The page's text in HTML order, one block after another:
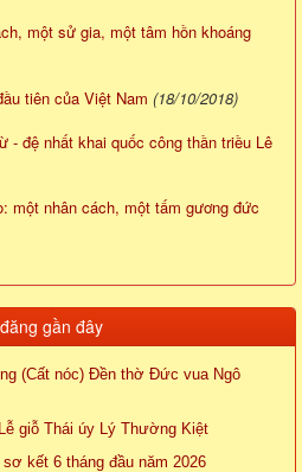
một sử gia, một tâm hồn khoáng
tiên của Việt Nam (18/10/2018)
- đệ nhất khai quốc công thần triều Lê
một nhân cách, một tấm gương đức
gần đây
(Cất nóc) Đền thờ Đức vua Ngô
giỗ Thái úy Lý Thường Kiệt
kết 6 tháng đầu năm 2026